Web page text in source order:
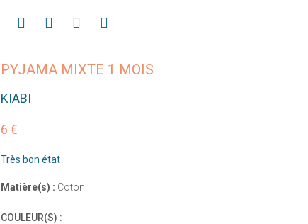
PYJAMA MIXTE 1 MOIS
KIABI
6 €
Très bon état
Matière(s) : Coton
COULEUR(S) :